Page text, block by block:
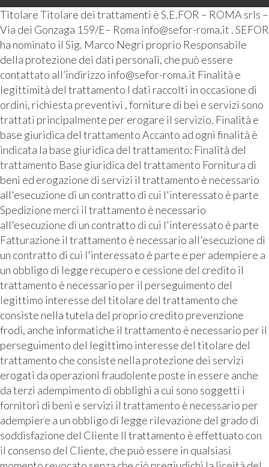
Titolare Titolare dei trattamenti è S.E.FOR – ROMA srls –
Via dei Gonzaga 159/E– Roma info@sefor-roma.it . SEFOR
ha nominato il Sig. Marco Negri proprio Responsabile
della protezione dei dati personali, che può essere
contattato all’indirizzo info@sefor-roma.it Finalità e
legittimità del trattamento I dati raccolti in occasione di
ordini, richiesta preventivi , forniture di bei e servizi sono
trattati principalmente per erogare il servizio. Finalità e
base giuridica del trattamento Accanto ad ogni finalità è
indicata la base giuridica del trattamento: Finalità del
trattamento Base giuridica del trattamento Fornitura di
beni ed erogazione di servizi il trattamento è necessario
all'esecuzione di un contratto di cui l'interessato è parte
Spedizione merci il trattamento è necessario
all'esecuzione di un contratto di cui l'interessato è parte
Fatturazione il trattamento è necessario all'esecuzione di
un contratto di cui l'interessato è parte e per adempiere a
un obbligo di legge recupero e cessione del credito il
trattamento è necessario per il perseguimento del
legittimo interesse del titolare del trattamento che
consiste nella tutela del proprio credito prevenzione
frodi, anche informatiche il trattamento è necessario per il
perseguimento del legittimo interesse del titolare del
trattamento che consiste nella protezione dei servizi
erogati da operazioni fraudolente poste in essere anche
da terzi adempimento di obblighi a cui sono soggetti i
fornitori di beni e servizi il trattamento è necessario per
adempiere a un obbligo di legge rilevazione del grado di
soddisfazione del Cliente Il trattamento è effettuato con
il consenso del Cliente, che può essere in qualsiasi